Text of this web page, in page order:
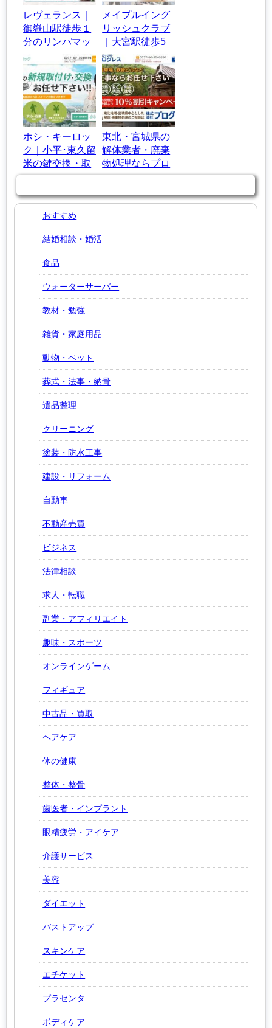
レヴェランス｜
御嶽山駅徒歩１
分のリンパマッ
サージサロン
メイプルイング
リッシュクラブ
｜大宮駅徒歩5
分の英語教室・
英会話スクール
ホシ・キーロッ
ク｜小平･東久留
米の鍵交換・取
付け1時間以内
東北・宮城県の
解体業者・廃棄
物処理ならプロ
グレスにお任
おすすめ
結婚相談・婚活
食品
ウォーターサーバー
教材・勉強
雑貨・家庭用品
動物・ペット
葬式・法事・納骨
遺品整理
クリーニング
塗装・防水工事
建設・リフォーム
自動車
不動産売買
ビジネス
法律相談
求人・転職
副業・アフィリエイト
趣味・スポーツ
オンラインゲーム
フィギュア
中古品・買取
ヘアケア
体の健康
整体・整骨
歯医者・インプラント
眼精疲労・アイケア
介護サービス
美容
ダイエット
バストアップ
スキンケア
エチケット
プラセンタ
ボディケア